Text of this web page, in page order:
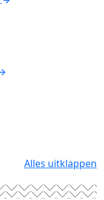
Alles uitklappen